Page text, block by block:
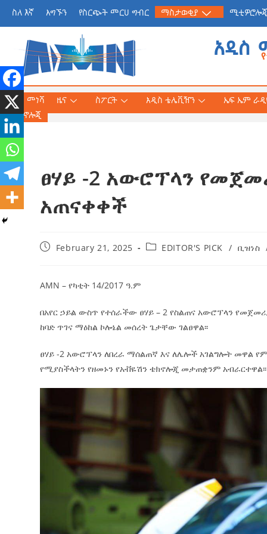
ስለ እኛ አግኙን የስርጭት መርሀ ግብር ማስታወቂያ ሚቲዎሮሎጂ
አዲስ
መነሻ ዜና ስፖርት
2ኛው የአዲስ ሚዲያ ኔትዎርክ አመራሮች
ሠራተኞች ስፖርት ፌስቲቫል በቴሌቪዥን ዘርፍ
አዲስ ቴሌቪዥን
የጠቅላይ ሚኒስትር ዐቢይ
«መደመር» መጽሐፍ
ኤፍ ኤም
ቴክኖሎጂ
ፀሃይ -2 አውሮፕላን
አጠናቀቀች
February 21, 2025 EDITOR'S PICK / ቢዝነስ
AMN – የካቲት 14/2017 ዓ.ም
በአየር ኃይል ውስጥ የተሰራችው ፀሃይ – 2 የስልጠና አውሮፕላን
ከባድ ጥገና ማዕከል ኮሎኔል መሰረት ጌታቸው ገልፀዋል፡፡
ፀሃይ-2 አውሮፕላን ለበረራ ማሰልጠኛ እና ለሌሎች አገልግሎት መዋል
የሚያስችላትን የዘመኑን የአቭዬሽን ቴክኖሎጂ መታጠቋንም አብራርተዋል፡፡